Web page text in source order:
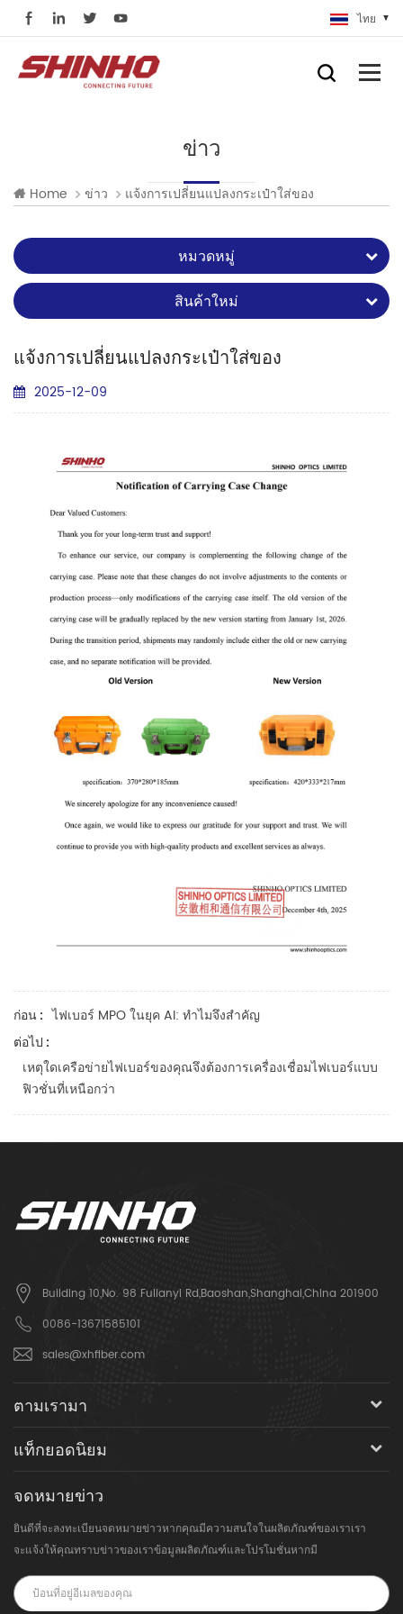
ไทย
ข่าว
Home ข่าว แจ้งการเปลี่ยนแปลงกระเป๋าใส่ของ
หมวดหมู่
สินค้าใหม่
แจ้งการเปลี่ยนแปลงกระเป๋าใส่ของ
2025-12-09
ก่อน : ไฟเบอร์ MPO ในยุค AI: ทำไมจึงสำคัญ
ต่อไป :
เหตุใดเครือข่ายไฟเบอร์ของคุณจึงต้องการเครื่องเชื่อมไฟเบอร์แบบ
ฟิวชั่นที่เหนือกว่า
Building 10,No. 98 Fulianyi Rd,Baoshan,Shanghai,China 201900
0086-13671585101
sales@xhfiber.com
ตามเรามา
แท็กยอดนิยม
จดหมายข่าว
ยินดีที่จะลงทะเบียนจดหมายข่าวหากคุณมีความสนใจในผลิตภัณฑ์ของเราเรา
จะแจ้งให้คุณทราบข่าวของเราข้อมูลผลิตภัณฑ์และโปรโมชั่นหากมี